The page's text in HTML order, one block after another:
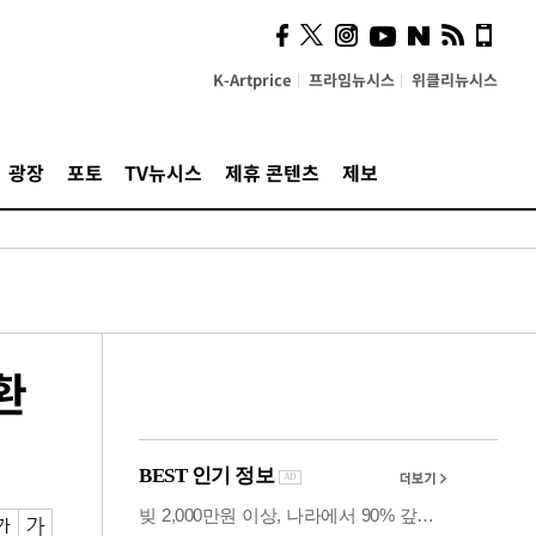
K-Artprice 프라임뉴시스 위클리뉴시스
광장 포토 TV뉴시스 제휴 콘텐츠 제보
시, 스마트폰 액세서리에
NFC 더했다